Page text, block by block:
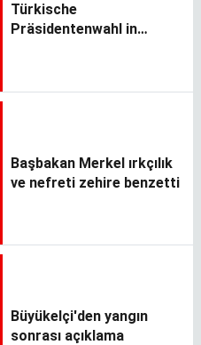
Türkische
Präsidentenwahl in
Başbakan Merkel ırkçılık
ve nefreti zehire benzetti
Büyükelçi'den yangın
sonrası açıklama